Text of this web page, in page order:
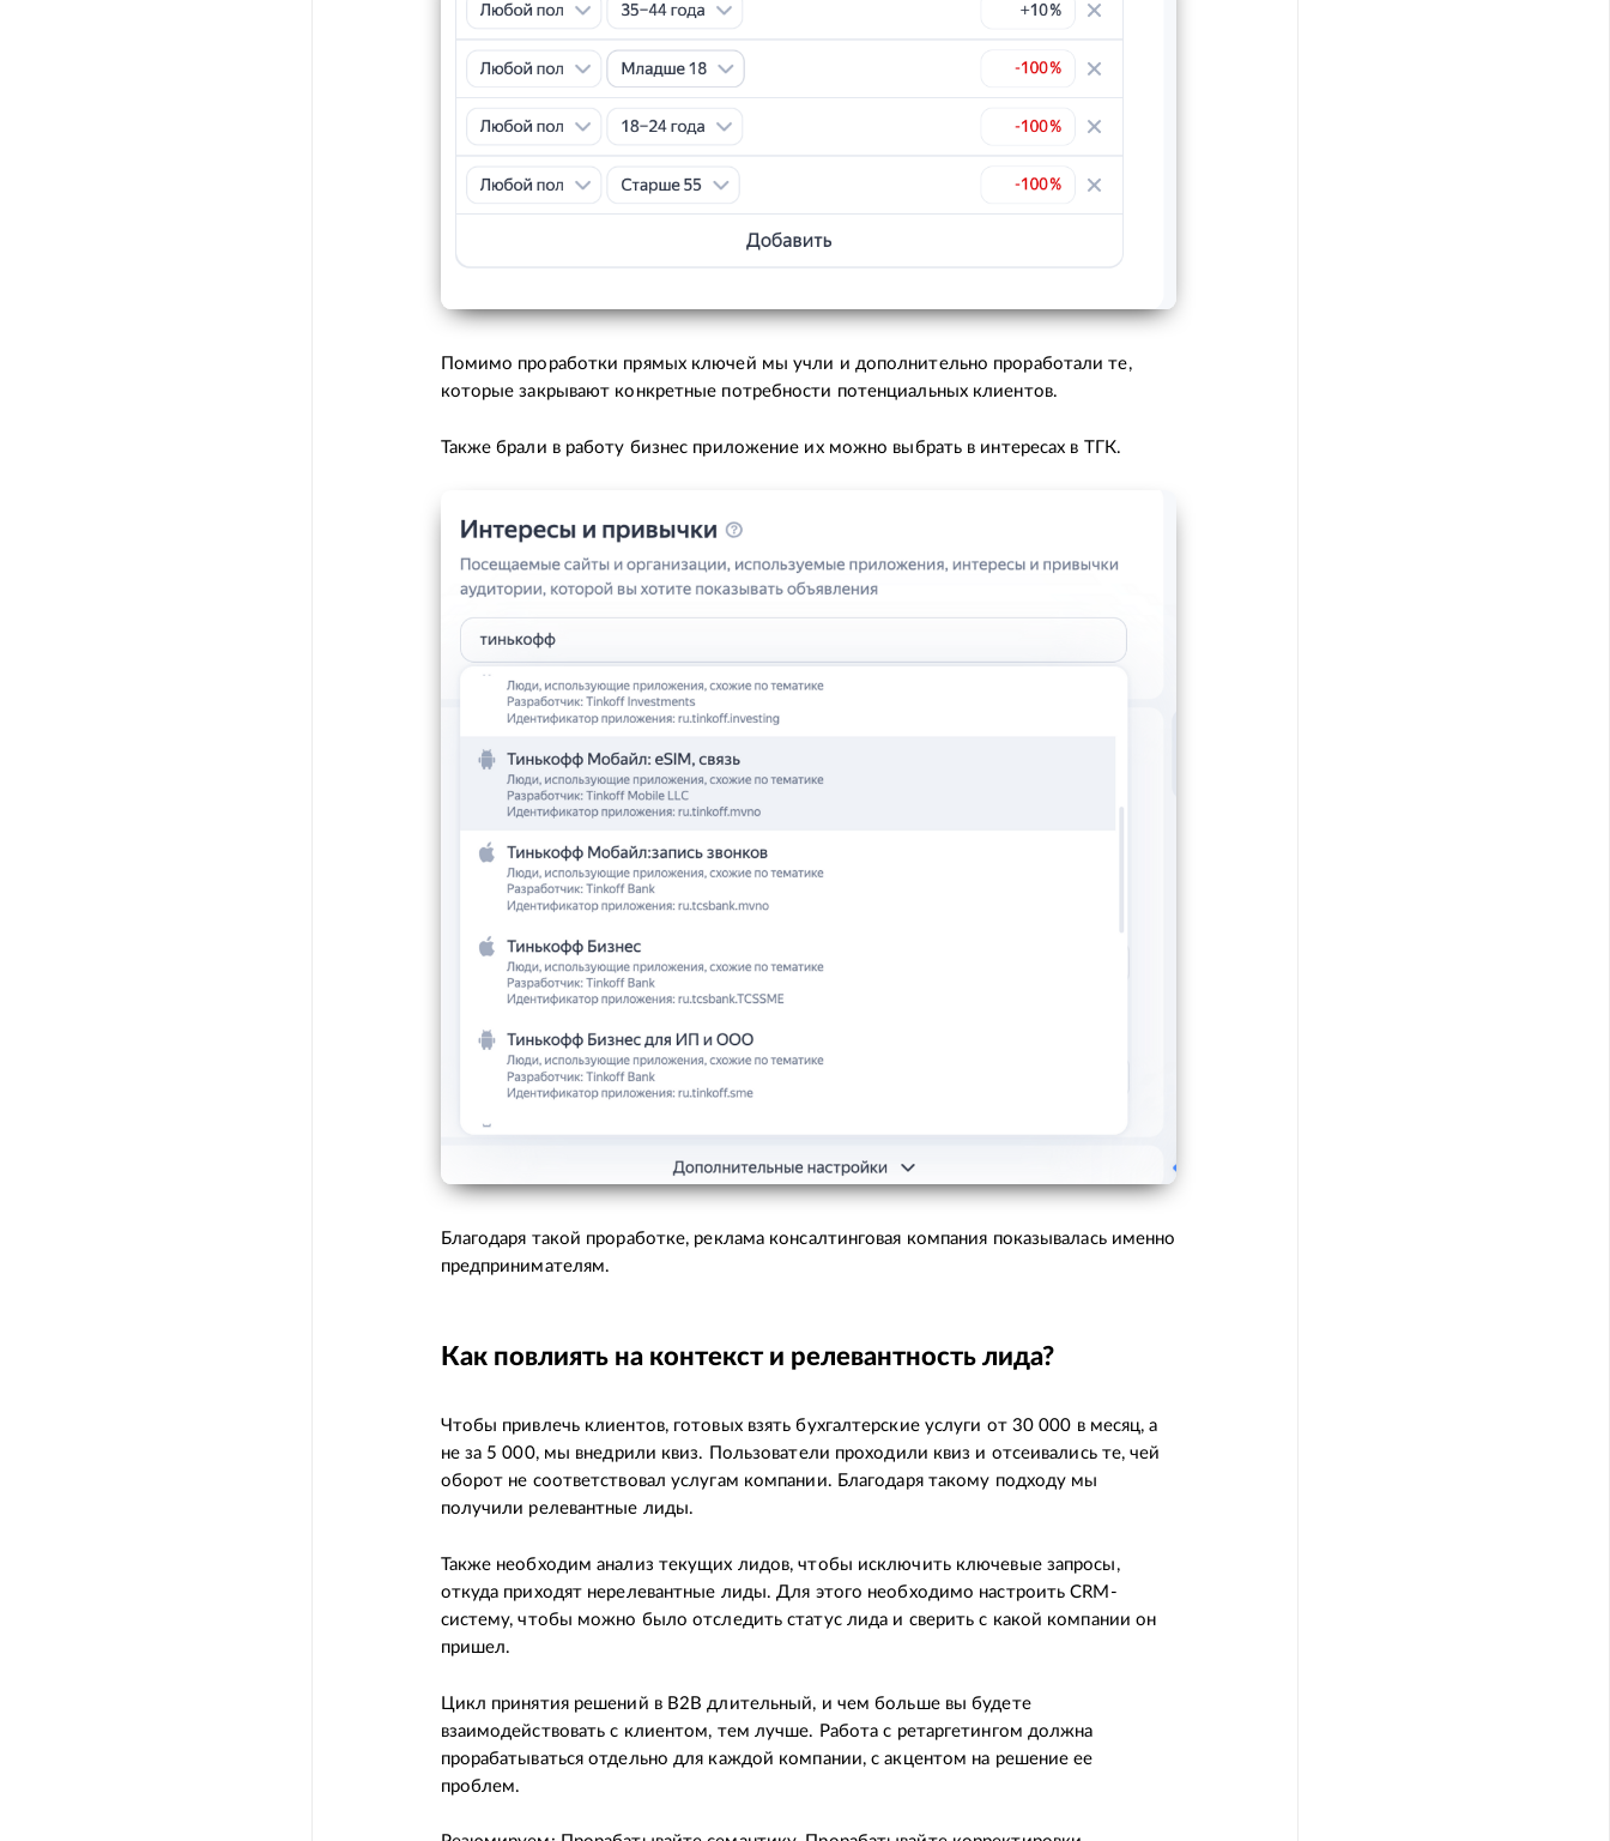
Помимо проработки прямых ключей мы учли и дополнительно проработали те,
которые закрывают конкретные потребности потенциальных клиентов.
Также брали в работу бизнес приложение их можно выбрать в интересах в ТГК.
Благодаря такой проработке, реклама консалтинговая компания показывалась именно
предпринимателям.
Как повлиять на контекст и релевантность лида?
Чтобы привлечь клиентов, готовых взять бухгалтерские услуги от 30 000 в месяц, а
не за 5 000, мы внедрили квиз. Пользователи проходили квиз и отсеивались те, чей
оборот не соответствовал услугам компании. Благодаря такому подходу мы
получили релевантные лиды.
Также необходим анализ текущих лидов, чтобы исключить ключевые запросы,
откуда приходят нерелевантные лиды. Для этого необходимо настроить CRM-
систему, чтобы можно было отследить статус лида и сверить с какой компании он
пришел.
Цикл принятия решений в B2B длительный, и чем больше вы будете
взаимодействовать с клиентом, тем лучше. Работа с ретаргетингом должна
прорабатываться отдельно для каждой компании, с акцентом на решение ее
проблем.